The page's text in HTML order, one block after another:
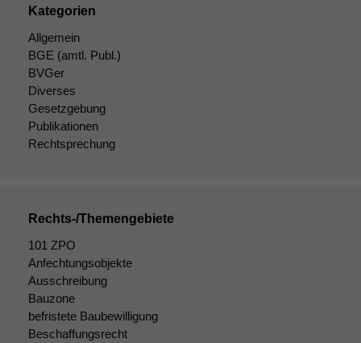
Kategorien
Allgemein
BGE (amtl. Publ.)
BVGer
Diverses
Gesetzgebung
Publikationen
Rechtsprechung
Rechts-/Themengebiete
101 ZPO
Anfechtungsobjekte
Ausschreibung
Bauzone
befristete Baubewilligung
Beschaffungsrecht